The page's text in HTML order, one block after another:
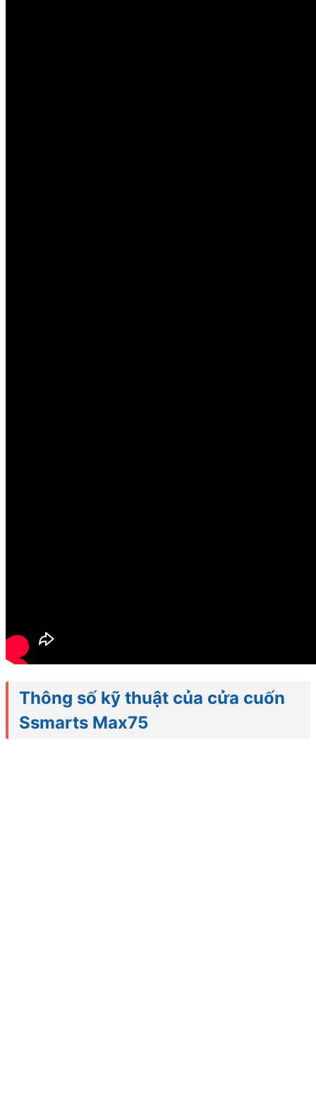
Thông số kỹ thuật của cửa cuốn
Ssmarts Max75